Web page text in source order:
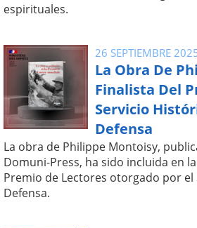
espirituales.
26 SEPTIEMBRE
La Obra De
Finalista Del
Servicio
Defensa
La obra de Philippe Montoisy,
Domuni-Press, ha sido incluida en
Premio de Lectores otorgado por
Defensa.